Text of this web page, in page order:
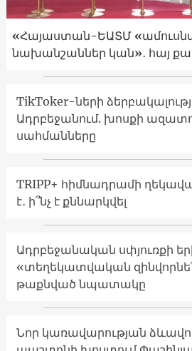
«Հայաստան-ԵԱՏՄ
նախանշաններ կան»․ հայ
TikToker-ների
Ադրբեջանում. խոսքի
սահմանները
TRIPP+ հիմնադրամի
է․ ի՞նչ է քննարկվել
Ադրբեջանական սփյուռքի
«տեղեկատվական
թաքնված նպատակը
Նոր կառավարության